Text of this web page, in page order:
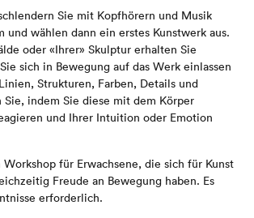
Sie mit Kopfhörern und Musik
und wählen dann ein erstes Kunstwerk aus.
oder «Ihrer» Skulptur erhalten Sie
sich in Bewegung auf das Werk einlassen
Strukturen, Farben, Details und
Sie, indem Sie diese mit dem Körper
und Ihrer Intuition oder Emotion
für Erwachsene, die sich für Kunst
Freude an Bewegung haben. Es
erforderlich.